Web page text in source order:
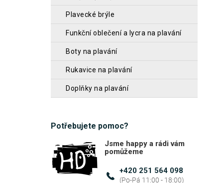
l
plavecké brýle
funkční oblečení a lycra na plavání
boty na plavání
rukavice na plavání
doplňky na plavání
Potřebujete pomoc?
Jsme happy a rádi vám
pomůžeme
+420 251 564 098